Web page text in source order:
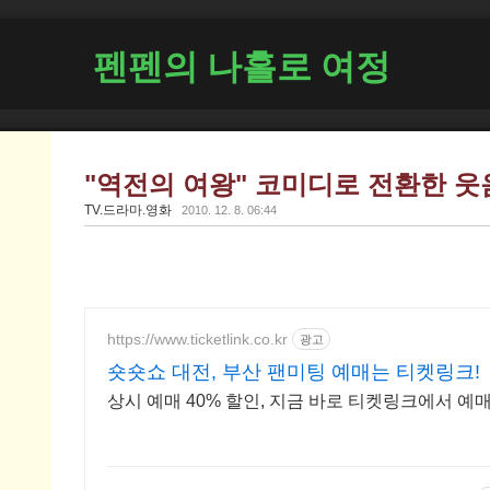
펜펜의 나홀로 여정
"역전의 여왕" 코미디로 전환한 웃
TV.드라마.영화 2010. 12. 8. 06:44
https://www.ticketlink.co.kr 광고
숏숏쇼 대전, 부산 팬미팅 예매는 티켓링크!
상시 예매 40% 할인, 지금 바로 티켓링크에서 예매